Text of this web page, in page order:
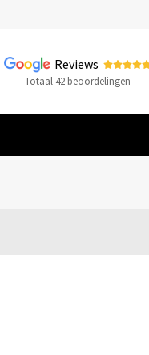
Reviews
Totaal 42 beoordelingen